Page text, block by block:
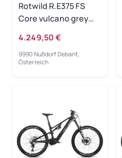
Rotwild R.E375 FS
Core vulcano grey
4.249,50 €
9990 Nußdorf Debant,
Österreich